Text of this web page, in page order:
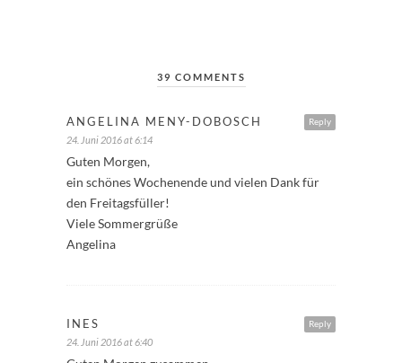
39 COMMENTS
Reply
ANGELINA MENY-DOBOSCH
24. Juni 2016 at 6:14
Guten Morgen,
ein schönes Wochenende und vielen Dank für
den Freitagsfüller!
Viele Sommergrüße
Angelina
Reply
INES
24. Juni 2016 at 6:40